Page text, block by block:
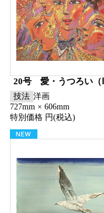
20号 愛・うつろい（Ⅱ
技法 洋画
727mm × 606mm
特別価格 円(税込)